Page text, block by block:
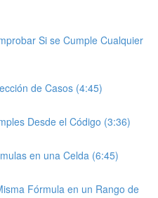
Si se Cumple Cualquier
de Casos (4:45)
Desde el Código (3:36)
en una Celda (6:45)
Fórmula en un Rango de